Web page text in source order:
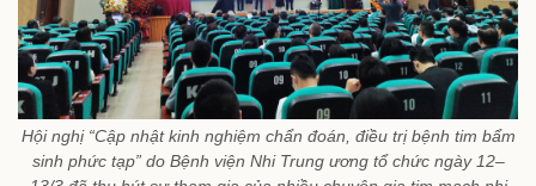
Hội nghị “Cập nhật kinh nghiệm chẩn đoán, điều trị bệnh tim bẩm
sinh phức tạp” do Bệnh viện Nhi Trung ương tổ chức ngày 12–